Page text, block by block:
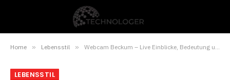
Home » Lebensstil » Webcam Beckum – Live Einblicke, Bedeutung und Nutzung der Stadtkamera in Beckum
LEBENSSTIL